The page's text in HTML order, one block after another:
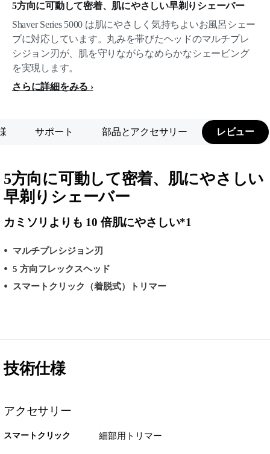
5方向に可動して密着、肌にやさしい早剃りシェーバー
Shaver Series 5000 は肌にやさしく気持ちよいお風呂シェー
ブに対応しています。丸みを帯びたヘッドのマルチプレ
シジョン刃が、肌を守りながらなめらかなシェービング
を実現します。
さらに詳細をみる
サポート 部品とアクセサリー レビュー
5方向に可動して密着、肌にやさしい
早剃りシェーバー
カミソリよりも 10 倍肌にやさしい*1
マルチプレシジョン刃
5 方向フレックスヘッド
スマートクリック（着脱式）トリマー
技術仕様
アクセサリー
スマートクリック 細部用トリマー